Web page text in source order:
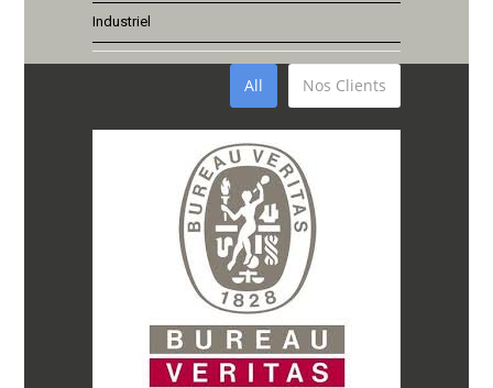
Industriel
All Nos Clients